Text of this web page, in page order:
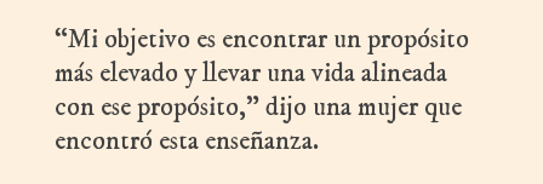
“Mi objetivo es encontrar un propósito
más elevado y llevar una vida alineada
con ese propósito,” dijo una mujer que
encontró esta enseñanza.